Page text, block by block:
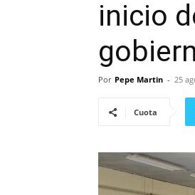
inicio
Por Pepe Martin - 25
Cuota